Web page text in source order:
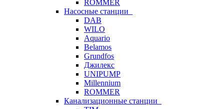
ROMMER
Насосные станции
DAB
WILO
Aquario
Belamos
Grundfos
Джилекс
UNIPUMP
Millennium
ROMMER
Канализационные станции